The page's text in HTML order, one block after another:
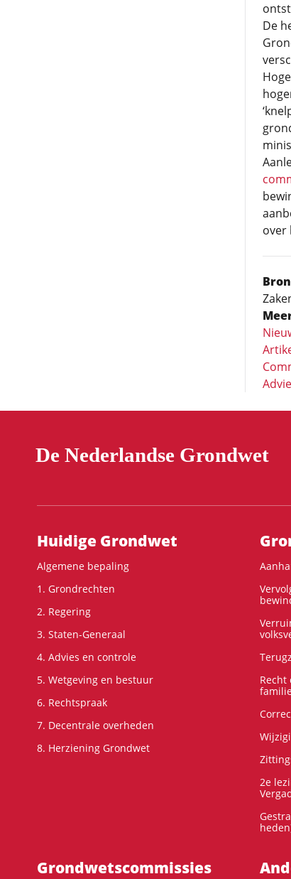
De
over
De Nederlandse Grondwet
Hoofdnavigatie
Huidige Grondwet
Algemene bepaling
1. Grondrechten
2. Regering
3. Staten-Generaal
4. Advies en controle
5. Wetgeving en bestuur
6. Rechtspraak
7. Decentrale overheden
8. Herziening Grondwet
2e
Grondwets­commissies